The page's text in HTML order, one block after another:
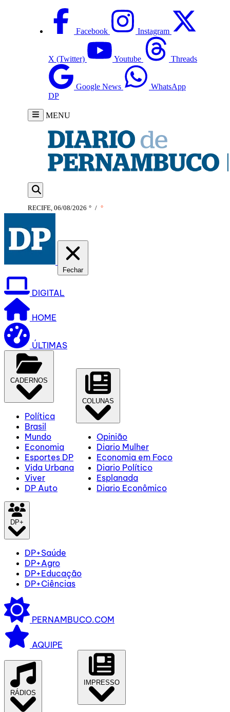
Facebook Instagram
X (Twitter) Youtube Threads
Google News
WhatsApp
DP
MENU
RECIFE, 06/08/2026 ° / °
Fechar
DIGITAL
HOME
ÚLTIMAS
CADERNOS
Política
Brasil
Mundo
Economia
Esportes DP
Vida Urbana
Viver
DP Auto
COLUNAS
Opinião
Diario Mulher
Economia em Foco
Diario Político
Esplanada
Diario Econômico
DP+
DP+Saúde
DP+Agro
DP+Educação
DP+Ciências
PERNAMBUCO.COM
AQUIPE
RÁDIOS
IMPRESSO